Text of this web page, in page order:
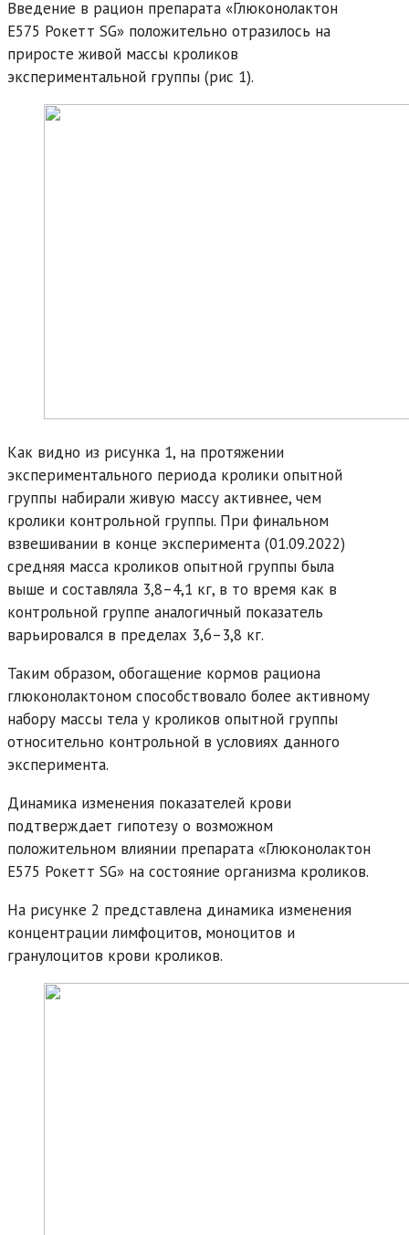
Введение в рацион препарата «Глюконолактон
Е575 Рокетт SG» положительно отразилось на
приросте живой массы кроликов
экспериментальной группы (рис 1).
Как видно из рисунка 1, на протяжении
экспериментального периода кролики опытной
группы набирали живую массу активнее, чем
кролики контрольной группы. При финальном
взвешивании в конце эксперимента (01.09.2022)
средняя масса кроликов опытной группы была
выше и составляла 3,8–4,1 кг, в то время как в
контрольной группе аналогичный показатель
варьировался в пределах 3,6–3,8 кг.
Таким образом, обогащение кормов рациона
глюконолактоном способствовало более активному
набору массы тела у кроликов опытной группы
относительно контрольной в условиях данного
эксперимента.
Динамика изменения показателей крови
подтверждает гипотезу о возможном
положительном влиянии препарата «Глюконолактон
Е575 Рокетт SG» на состояние организма кроликов.
На рисунке 2 представлена динамика изменения
концентрации лимфоцитов, моноцитов и
гранулоцитов крови кроликов.